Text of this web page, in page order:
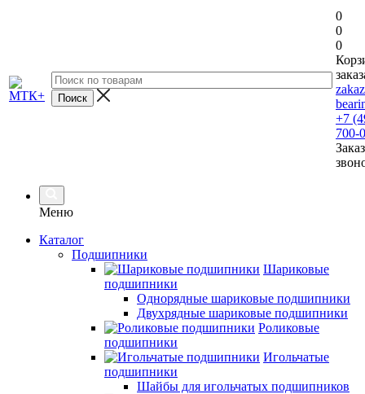
0
0
0
+7
700-
Меню
Каталог
Подшипники
Шариковые
подшипники
Однорядные шариковые подшипники
Двухрядные шариковые подшипники
Роликовые
подшипники
Игольчатые
подшипники
Шайбы для игольчатых подшипников